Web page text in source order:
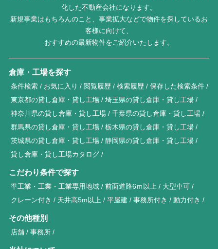
化した不動産会社になります。
新規事業はもちろんのこと、事業拡大などで物件を探しているお
客様に向けて、
おすすめの最新物件をご紹介いたします。
倉庫・工場を探す
条件検索 お気に入り 閲覧履歴 検索履歴
保存した検索条件
東京都の貸し倉庫・貸し工場
埼玉県の貸し倉庫・貸し工場
神奈川県の貸し倉庫・貸し工場
千葉県の貸し倉庫・貸し工場
群馬県の貸し倉庫・貸し工場
栃木県の貸し倉庫・貸し工場
茨城県の貸し倉庫・貸し工場
静岡県の貸し倉庫・貸し工場
貸し倉庫・貸し工場カタログ
こだわり条件で探す
準工業・工業・工業専用地域 前面道路6ｍ以上
大型車可
クレーン付き
天井高5m以上 平屋建 事務所付き 動力付き
その他種別
店舗 事務所